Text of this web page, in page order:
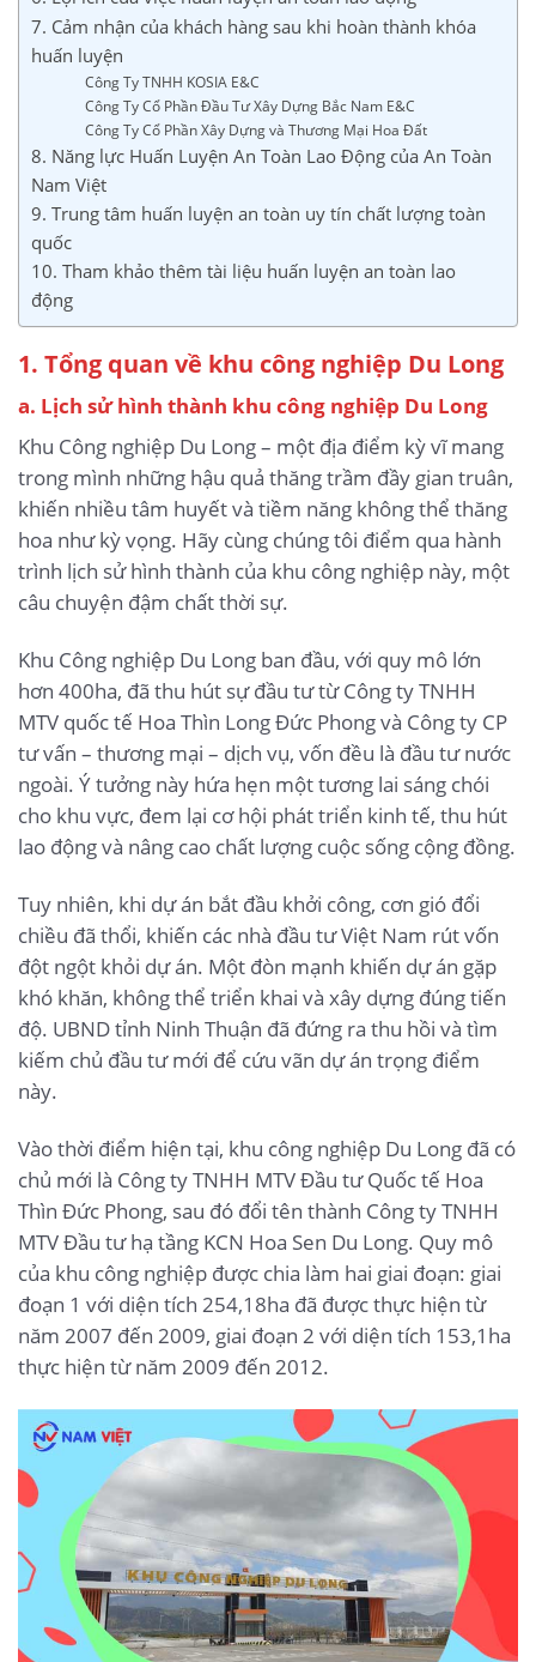
7. Cảm nhận của khách hàng sau khi hoàn thành khóa
huấn luyện
Công Ty TNHH KOSIA E&C
Công Ty Cổ Phần Đầu Tư Xây Dựng Bắc Nam E&C
Công Ty Cổ Phần Xây Dựng và Thương Mại Hoa Đất
8. Năng lực Huấn Luyện An Toàn Lao Động của An Toàn
Nam Việt
9. Trung tâm huấn luyện an toàn uy tín chất lượng toàn
quốc
10. Tham khảo thêm tài liệu huấn luyện an toàn lao
động
1. Tổng quan về khu công nghiệp Du Long
a. Lịch sử hình thành khu công nghiệp Du Long
Khu Công nghiệp Du Long – một địa điểm kỳ vĩ mang
trong mình những hậu quả thăng trầm đầy gian truân,
khiến nhiều tâm huyết và tiềm năng không thể thăng
hoa như kỳ vọng. Hãy cùng chúng tôi điểm qua hành
trình lịch sử hình thành của khu công nghiệp này, một
câu chuyện đậm chất thời sự.
Khu Công nghiệp Du Long ban đầu, với quy mô lớn
hơn 400ha, đã thu hút sự đầu tư từ Công ty TNHH
MTV quốc tế Hoa Thìn Long Đức Phong và Công ty CP
tư vấn – thương mại – dịch vụ, vốn đều là đầu tư nước
ngoài. Ý tưởng này hứa hẹn một tương lai sáng chói
cho khu vực, đem lại cơ hội phát triển kinh tế, thu hút
lao động và nâng cao chất lượng cuộc sống cộng đồng.
Tuy nhiên, khi dự án bắt đầu khởi công, cơn gió đổi
chiều đã thổi, khiến các nhà đầu tư Việt Nam rút vốn
đột ngột khỏi dự án. Một đòn mạnh khiến dự án gặp
khó khăn, không thể triển khai và xây dựng đúng tiến
độ. UBND tỉnh Ninh Thuận đã đứng ra thu hồi và tìm
kiếm chủ đầu tư mới để cứu vãn dự án trọng điểm
này.
Vào thời điểm hiện tại, khu công nghiệp Du Long đã có
chủ mới là Công ty TNHH MTV Đầu tư Quốc tế Hoa
Thìn Đức Phong, sau đó đổi tên thành Công ty TNHH
MTV Đầu tư hạ tầng KCN Hoa Sen Du Long. Quy mô
của khu công nghiệp được chia làm hai giai đoạn: giai
đoạn 1 với diện tích 254,18ha đã được thực hiện từ
năm 2007 đến 2009, giai đoạn 2 với diện tích 153,1ha
thực hiện từ năm 2009 đến 2012.